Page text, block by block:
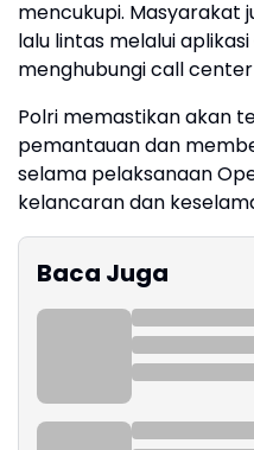
mencukupi. Masyarakat
lalu lintas melalui
menghubungi call
Polri memastikan akan
pemantauan dan
selama pelaksanaan
kelancaran dan
Baca Juga